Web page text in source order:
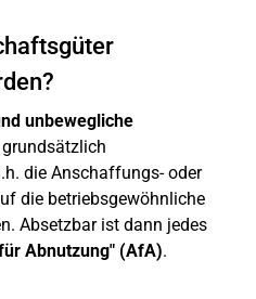
unbewegliche
die Anschaffungs- oder
die betriebsgewöhnliche
Absetzbar ist dann jedes
Abnutzung" (AfA).